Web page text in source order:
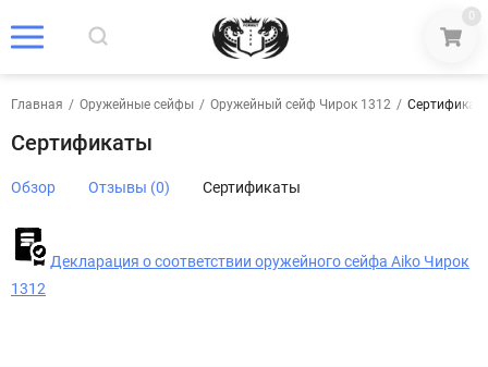
0
Главная / Оружейные сейфы / Оружейный сейф Чирок 1312 /
Сертификаты
Обзор Отзывы (0) Сертификаты
Декларация о соответствии оружейного сейфа Aiko Чирок
1312